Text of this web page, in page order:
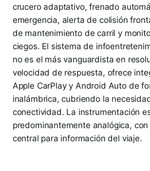
crucero adaptativo, frenado
emergencia, alerta de colisión
de mantenimiento de carril y
ciegos. El sistema de
no es el más vanguardista en
velocidad de respuesta, ofrece
Apple CarPlay y Android Auto de
inalámbrica, cubriendo la
conectividad. La instrumentación
predominantemente analógica,
central para información del viaje.